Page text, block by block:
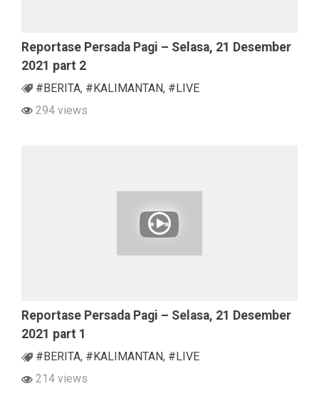
Reportase Persada Pagi – Selasa, 21 Desember
2021 part 2
#BERITA, #KALIMANTAN, #LIVE
294 views
Reportase Persada Pagi – Selasa, 21 Desember
2021 part 1
#BERITA, #KALIMANTAN, #LIVE
214 views